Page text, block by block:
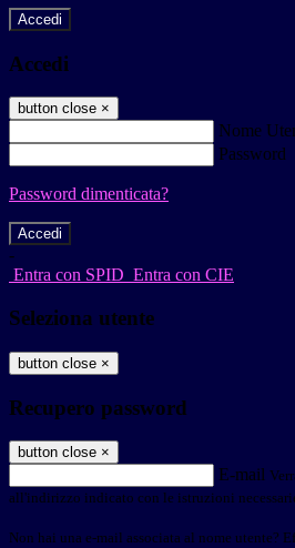
Accedi
Accedi
button close ×
Nome
Password
Password dimenticata?
-
Entra con SPID Entra con CIE
Seleziona utente
button close ×
Recupero password
button close ×
E-mail
all'indirizzo indicato con le istruzioni
Non hai una e-mail associata al nome utente?